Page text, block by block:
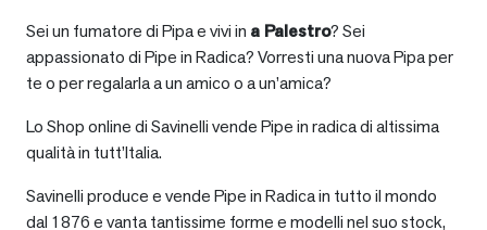
Sei un fumatore di Pipa e vivi in a Palestro? Sei
appassionato di Pipe in Radica? Vorresti una nuova Pipa per
te o per regalarla a un amico o a un’amica?
Lo Shop online di Savinelli vende Pipe in radica di altissima
qualità in tutt’Italia.
Savinelli produce e vende Pipe in Radica in tutto il mondo
dal 1876 e vanta tantissime forme e modelli nel suo stock,